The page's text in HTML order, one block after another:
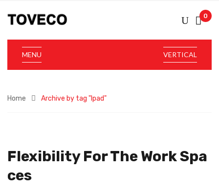
0
VERTICAL
MENU
Home Archive by tag "Ipad"
Flexibility For The Work Spa
Ces